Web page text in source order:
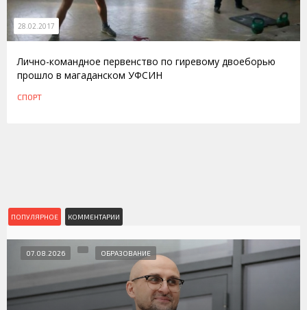
28.02.2017
Лично-командное первенство по гиревому двоеборью
прошло в магаданском УФСИН
СПОРТ
ПОПУЛЯРНОЕ КОММЕНТАРИИ
07.08.2026 ОБРАЗОВАНИЕ